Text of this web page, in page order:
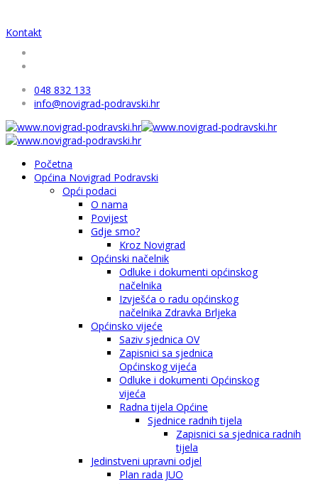
Kontakt
048 832 133
info@novigrad-podravski.hr
Početna
Općina Novigrad Podravski
Opći podaci
O nama
Povijest
Gdje smo?
Kroz Novigrad
Općinski načelnik
Odluke i dokumenti općinskog
načelnika
Izvješća o radu općinskog
načelnika Zdravka Brljeka
Općinsko vijeće
Saziv sjednica OV
Zapisnici sa sjednica
Općinskog vijeća
Odluke i dokumenti Općinskog
vijeća
Radna tijela Općine
Sjednice radnih tijela
Zapisnici sa sjednica radnih
tijela
Jedinstveni upravni odjel
Plan rada JUO